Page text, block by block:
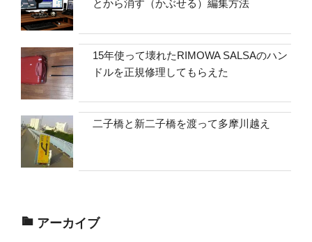
とから消す（かぶせる）編集方法
15年使って壊れたRIMOWA SALSAのハン
ドルを正規修理してもらえた
二子橋と新二子橋を渡って多摩川越え
アーカイブ